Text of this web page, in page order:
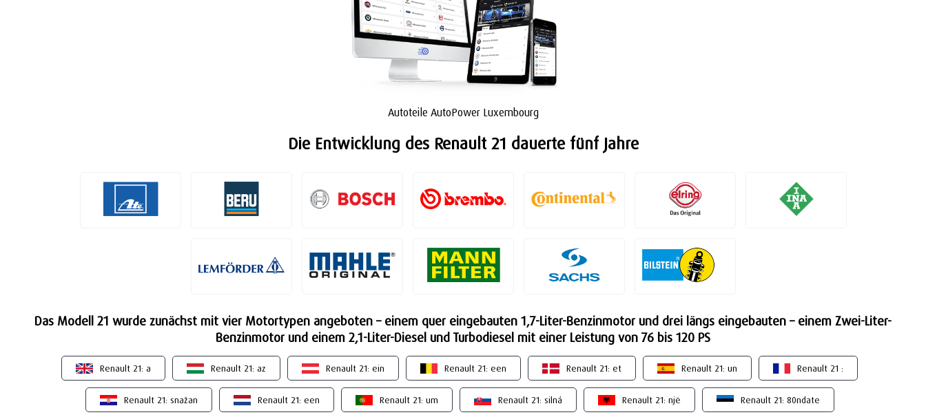
Autoteile AutoPower Luxembourg
Die Entwicklung des Renault 21 dauerte fünf Jahre
Das Modell 21 wurde zunächst mit vier Motortypen angeboten – einem quer eingebauten 1,7-Liter-Benzinmotor und drei längs eingebauten – einem Zwei-Liter-
Benzinmotor und einem 2,1-Liter-Diesel und Turbodiesel mit einer Leistung von 76 bis 120 PS
Renault 21: a Renault 21: az Renault 21: ein Renault 21: een Renault 21: et Renault 21: un Renault 21 :
Renault 21: snažan Renault 21: een Renault 21: um Renault 21: silná Renault 21: një Renault 21: 80ndate